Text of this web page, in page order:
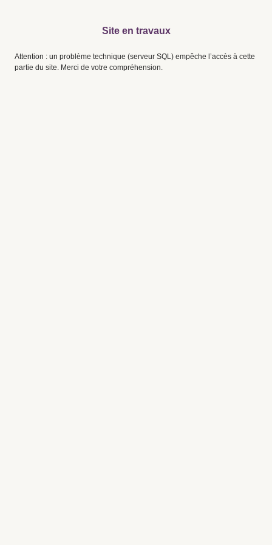
Site en travaux
Attention : un problème technique (serveur SQL) empêche l’accès à cette
partie du site. Merci de votre compréhension.